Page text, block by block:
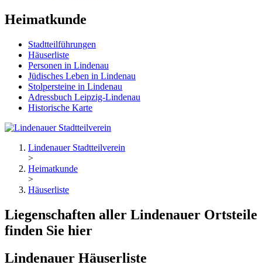
Heimatkunde
Stadtteilführungen
Häuserliste
Personen in Lindenau
Jüdisches Leben in Lindenau
Stolpersteine in Lindenau
Adressbuch Leipzig-Lindenau
Historische Karte
Lindenauer Stadtteilverein
>
Heimatkunde
>
Häuserliste
Liegenschaften aller Lindenauer Ortsteile
finden Sie hier
Lindenauer Häuserliste